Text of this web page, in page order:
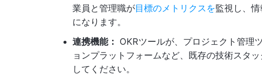
業員と管理職が目標のメトリクスを監視し、
になります。
連携機能：
OKRツールが、プロジェクト管理
ョンプラットフォームなど、既存の技術スタ
してください。